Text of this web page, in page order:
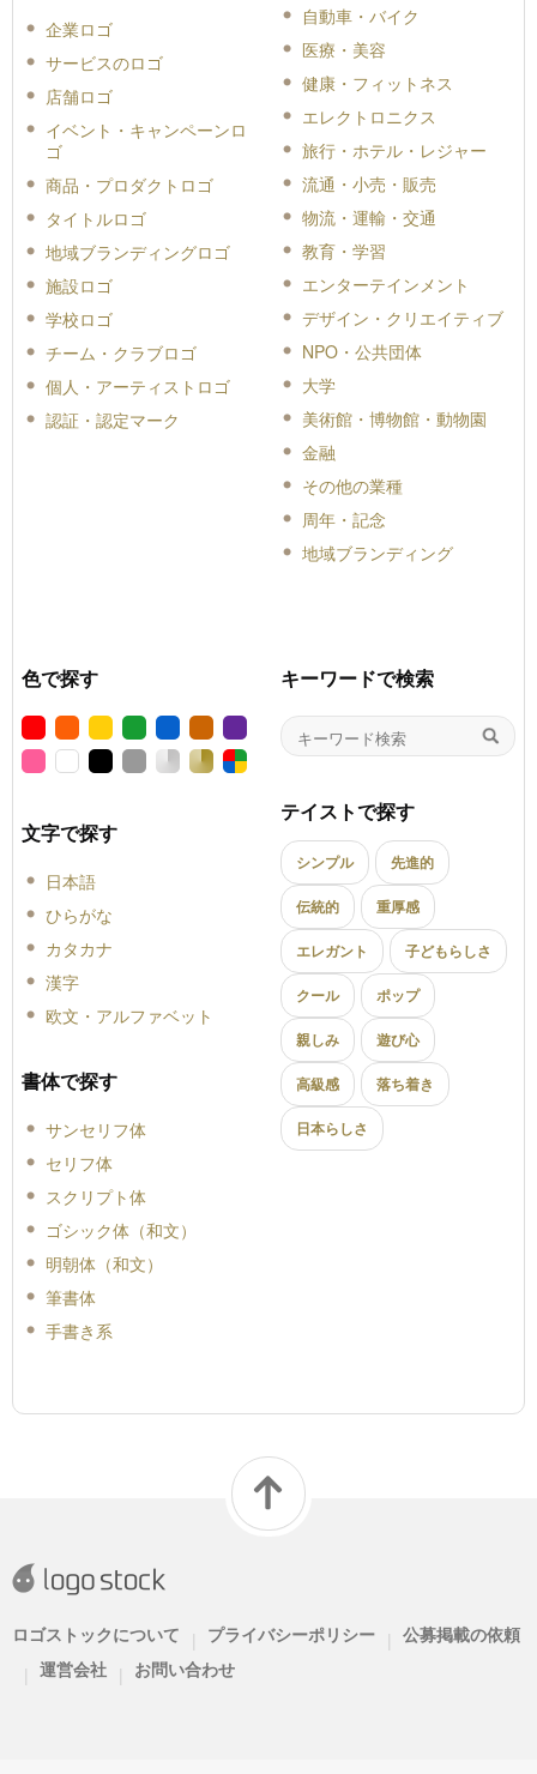
企業ロゴ
サービスのロゴ
店舗ロゴ
イベント・キャンペーンロ
ゴ
商品・プロダクトロゴ
タイトルロゴ
地域ブランディングロゴ
施設ロゴ
学校ロゴ
チーム・クラブロゴ
個人・アーティストロゴ
認証・認定マーク
自動車・バイク
医療・美容
健康・フィットネス
エレクトロニクス
旅行・ホテル・レジャー
流通・小売・販売
物流・運輸・交通
教育・学習
エンターテインメント
デザイン・クリエイティブ
NPO・公共団体
大学
美術館・博物館・動物園
金融
その他の業種
周年・記念
地域ブランディング
色で探す
文字で探す
日本語
ひらがな
カタカナ
漢字
欧文・アルファベット
書体で探す
サンセリフ体
セリフ体
スクリプト体
ゴシック体（和文）
明朝体（和文）
筆書体
手書き系
キーワードで検索
テイストで探す
シンプル 先進的
伝統的 重厚感
エレガント 子どもらしさ
クール ポップ
親しみ 遊び心
高級感 落ち着き
日本らしさ
ロゴストックについて | プライバシーポリシー | 公募掲載の依頼
| 運営会社 | お問い合わせ